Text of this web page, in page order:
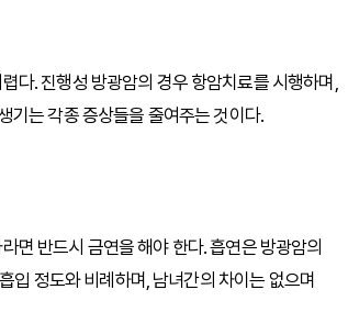
다. 진행성 방광암의 경우 항암치료를 시행하며,
기는 각종 증상들을 줄여주는 것이다.
면 반드시 금연을 해야 한다. 흡연은 방광암의
입 정도와 비례하며, 남녀간의 차이는 없으며